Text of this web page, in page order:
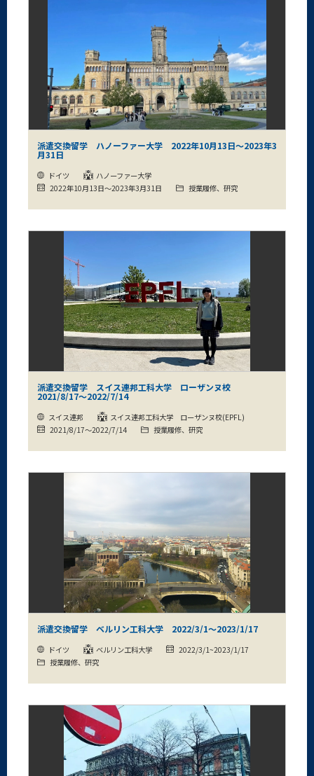
派遣交換留学 ハノーファー大学 2022年10月13日～2023年3
月31日
ドイツ
ハノーファー大学
2022年10月13日～2023年3月31日
授業履修、研究
派遣交換留学 スイス連邦工科大学 ローザンヌ校
2021/8/17～2022/7/14
スイス連邦
スイス連邦工科大学 ローザンヌ校(EPFL)
2021/8/17～2022/7/14
授業履修、研究
派遣交換留学 ベルリン工科大学 2022/3/1～2023/1/17
ドイツ ベルリン工科大学
2022/3/1~2023/1/17
授業履修、研究